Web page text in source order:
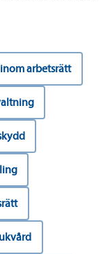
arbetsrätt